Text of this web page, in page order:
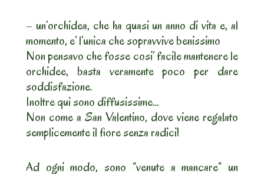
– un’orchidea, che ha quasi un anno di vita e, al
momento, e’ l’unica che sopravvive benissimo
Non pensavo che fosse cosi’ facile mantenere le
orchidee, basta veramente poco per dare
soddisfazione.
Inoltre qui sono diffusissime…
Non come a San Valentino, dove viene regalato
semplicemente il fiore senza radici!
Ad ogni modo, sono “venute a mancare” un